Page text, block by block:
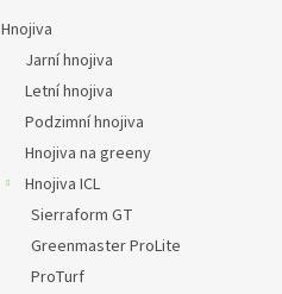
Hnojiva
Jarní hnojiva
Letní hnojiva
Podzimní hnojiva
Hnojiva na greeny
Hnojiva ICL
Sierraform GT
Greenmaster ProLite
ProTurf